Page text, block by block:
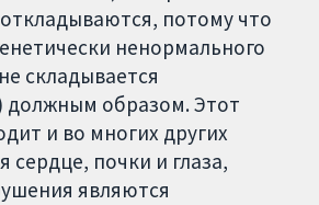
потому что
ненормального
складывается
должным образом. Этот
и во многих других
сердце, почки и глаза,
являются